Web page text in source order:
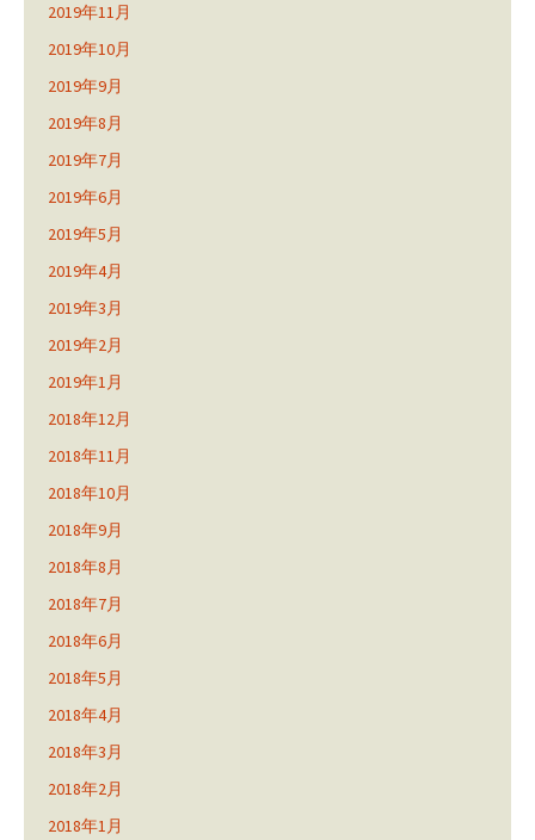
2019年11月
2019年10月
2019年9月
2019年8月
2019年7月
2019年6月
2019年5月
2019年4月
2019年3月
2019年2月
2019年1月
2018年12月
2018年11月
2018年10月
2018年9月
2018年8月
2018年7月
2018年6月
2018年5月
2018年4月
2018年3月
2018年2月
2018年1月